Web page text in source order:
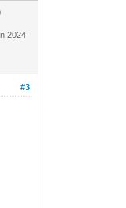
2024
#3